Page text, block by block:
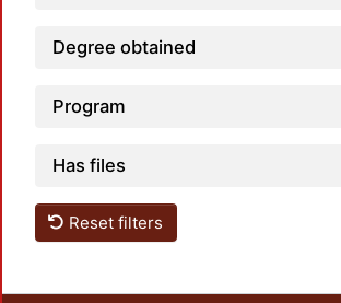
Degree obtained
Program
Has files
Reset filters